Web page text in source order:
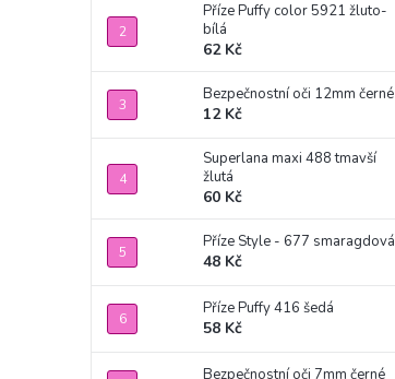
Příze Puffy color 5921 žluto-
bílá
62 Kč
Bezpečnostní oči 12mm černé
12 Kč
Superlana maxi 488 tmavší
žlutá
60 Kč
Příze Style - 677 smaragdová
48 Kč
Příze Puffy 416 šedá
58 Kč
Bezpečnostní oči 7mm černé